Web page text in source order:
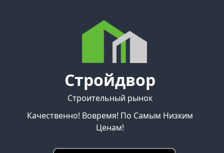
Стройдвор
Строительный рынок
Качественно! Вовремя! По Самым Низким
Ценам!